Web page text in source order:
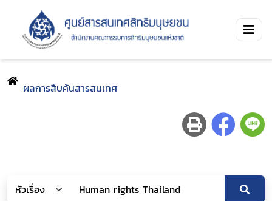
ผลการสืบค้นสารสนเทศ